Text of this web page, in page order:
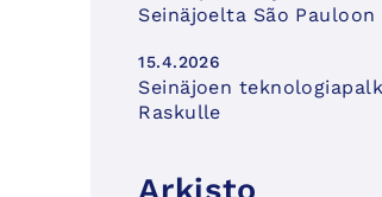
Seinäjoelta São Pauloon
15.4.2026
Seinäjoen
Raskulle